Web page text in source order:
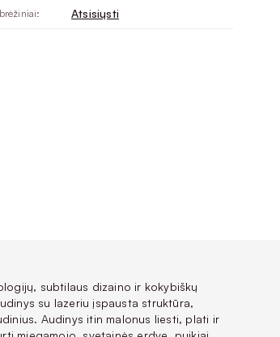
Atsisiųsti
subtilaus dizaino ir kokybiškų
su lazeriu įspausta struktūra,
Audinys itin malonus liesti, plati ir